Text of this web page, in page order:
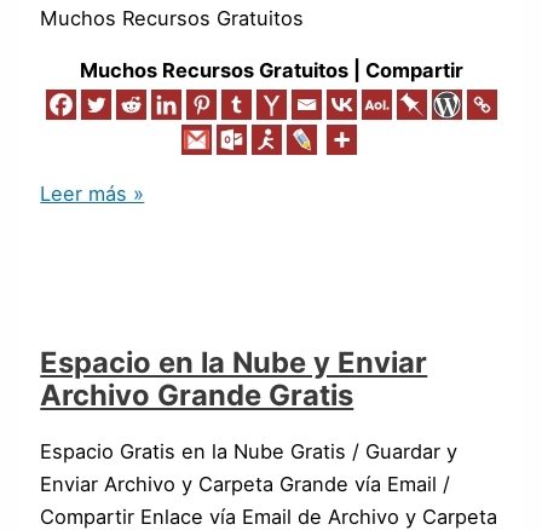
Muchos Recursos Gratuitos
Muchos Recursos Gratuitos | Compartir
Leer más »
Espacio en la Nube y Enviar
Archivo Grande Gratis
Espacio Gratis en la Nube Gratis / Guardar y
Enviar Archivo y Carpeta Grande vía Email /
Compartir Enlace vía Email de Archivo y Carpeta